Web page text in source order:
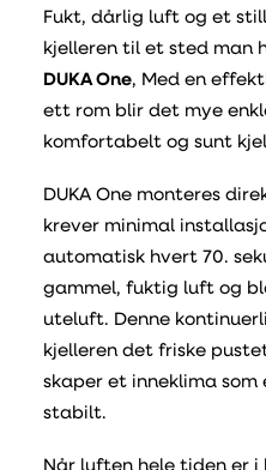
Fukt, dårlig luft og et
kjelleren til et sted man
DUKA One, Med en
ett rom blir det mye
komfortabelt og sunt
DUKA One monteres
krever minimal
automatisk hvert 70.
gammel, fuktig luft og
uteluft. Denne
kjelleren det friske
skaper et inneklima som
stabilt.